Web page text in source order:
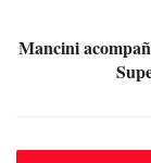
Mancini